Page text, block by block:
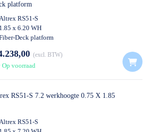
platform
RS51-S
1.85 x 6.20 WH
Deck platform
excl. BTW
Op voorraad
RS51-S 7.2 werkhoogte 0.75 X 1.85
RS51-S